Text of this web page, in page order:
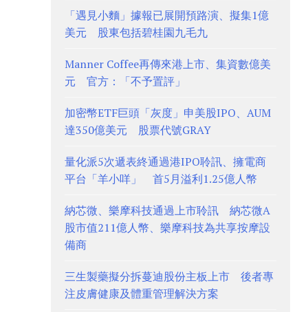
「遇見小麵」據報已展開預路演、擬集1億
美元 股東包括碧桂園九毛九
Manner Coffee再傳來港上市、集資數億美
元 官方：「不予置評」
加密幣ETF巨頭「灰度」申美股IPO、AUM
達350億美元 股票代號GRAY
量化派5次遞表終通過港IPO聆訊、擁電商
平台「羊小咩」 首5月溢利1.25億人幣
納芯微、樂摩科技通過上市聆訊 納芯微A
股市值211億人幣、樂摩科技為共享按摩設
備商
三生製藥擬分拆蔓迪股份主板上市 後者專
注皮膚健康及體重管理解決方案